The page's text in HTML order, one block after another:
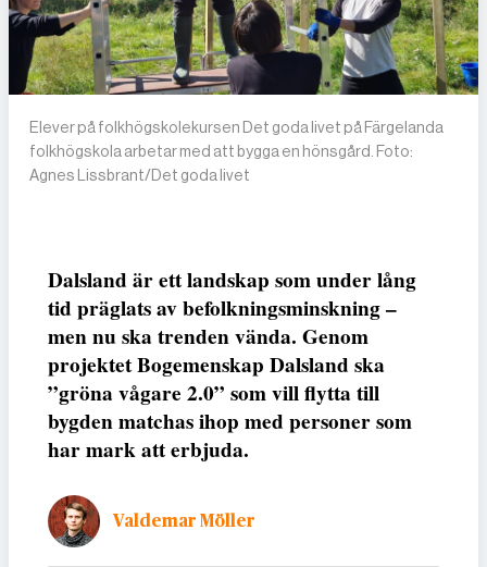
Elever på folkhögskolekursen Det goda livet på Färgelanda
folkhögskola arbetar med att bygga en hönsgård. Foto:
Agnes Lissbrant/Det goda livet
Dalsland är ett landskap som under lång
tid präglats av befolkningsminskning –
men nu ska trenden vända. Genom
projektet Bogemenskap Dalsland ska
”gröna vågare 2.0” som vill flytta till
bygden matchas ihop med personer som
har mark att erbjuda.
Valdemar Möller